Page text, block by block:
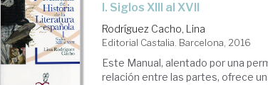
I. Siglos XIII al XVII
Rodríguez Cacho, Lina
Editorial Castalia. Barcelona, 2016
Este Manual, alentado por una
relación entre las partes, ofrece